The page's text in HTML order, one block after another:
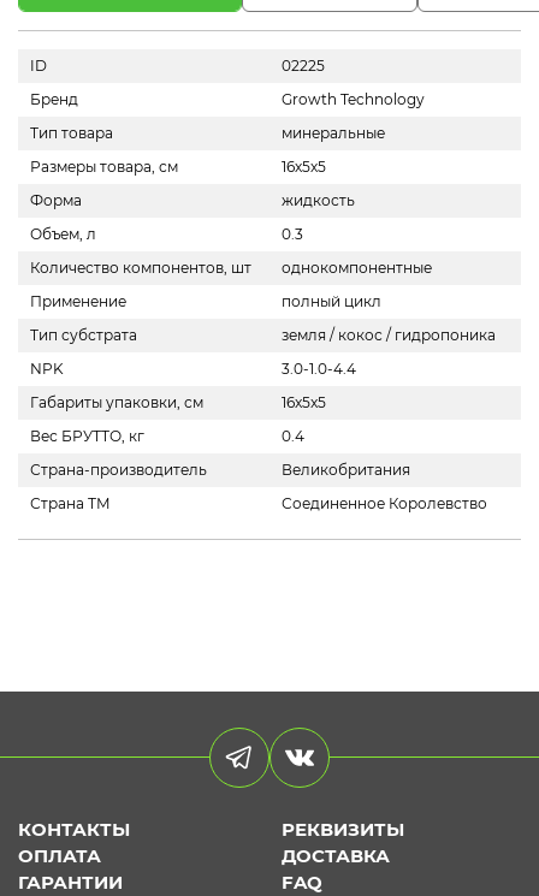
ID
02225
Бренд
Growth Technology
Тип товара
минеральные
Размеры товара, см
16х5х5
Форма
жидкость
Объем, л
0.3
Количество компонентов, шт
однокомпонентные
Применение
полный цикл
Тип субстрата
земля / кокос / гидропоника
NPK
3.0-1.0-4.4
Габариты упаковки, см
16x5x5
Вес БРУТТО, кг
0.4
Страна-производитель
Великобритания
Страна ТМ
Соединенное Королевство
КОНТАКТЫ
РЕКВИЗИТЫ
ОПЛАТА
ДОСТАВКА
ГАРАНТИИ
FAQ